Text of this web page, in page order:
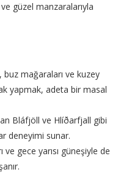
güzel manzaralarıyla
mağaraları ve kuzey
yapmak, adeta bir masal
Bláfjöll ve Hlíðarfjall gibi
deneyimi sunar.
gece yarısı güneşiyle de